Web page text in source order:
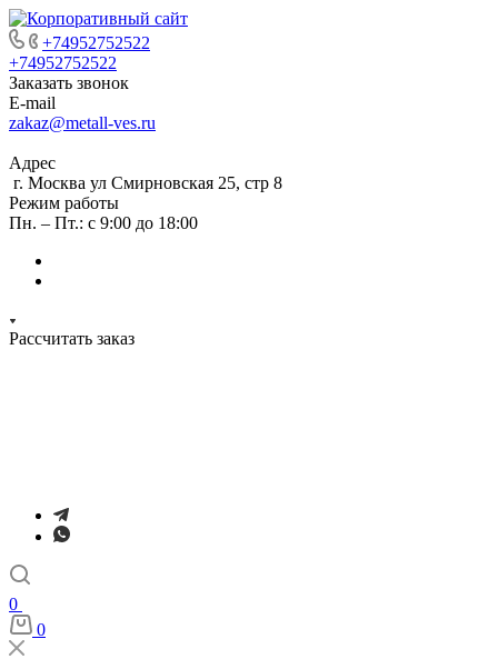
+74952752522
+74952752522
Заказать звонок
E-mail
zakaz@metall-ves.ru
Адрес
г. Москва ул Смирновская 25, стр 8
Режим работы
Пн. – Пт.: с 9:00 до 18:00
Рассчитать заказ
0
0